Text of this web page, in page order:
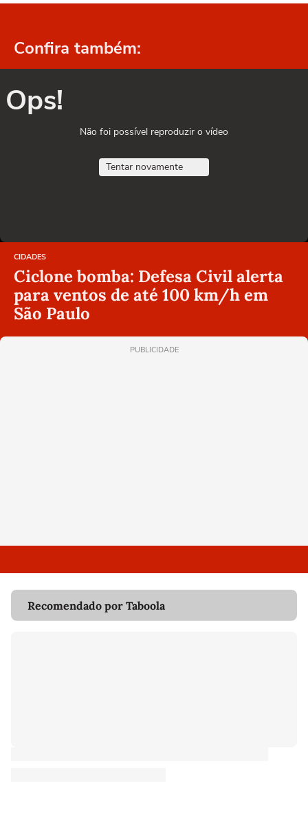
Confira também:
Ops!
Não foi possível reproduzir o vídeo
Tentar novamente
CIDADES
Ciclone bomba: Defesa Civil alerta
para ventos de até 100 km/h em
São Paulo
PUBLICIDADE
Recomendado por Taboola